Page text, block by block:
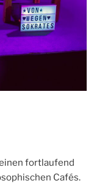
fortlaufend
Cafés.